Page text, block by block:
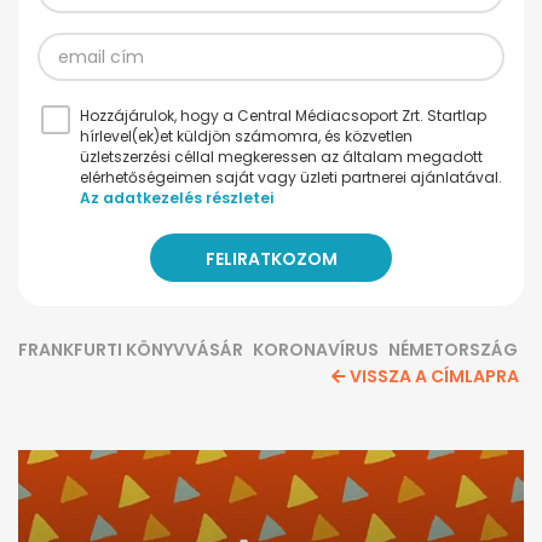
Hozzájárulok, hogy a Central Médiacsoport Zrt. Startlap
hírlevel(ek)et küldjön számomra, és közvetlen
üzletszerzési céllal megkeressen az általam megadott
elérhetőségeimen saját vagy üzleti partnerei ajánlatával.
Az adatkezelés részletei
FRANKFURTI KÖNYVVÁSÁR KORONAVÍRUS NÉMETORSZÁG
VISSZA A CÍMLAPRA